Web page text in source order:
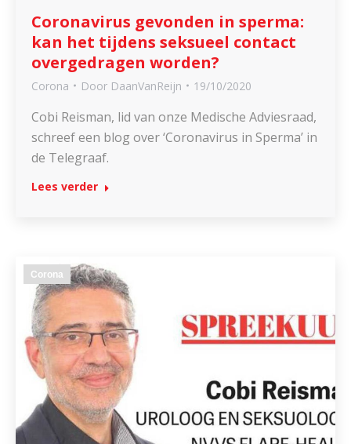
Coronavirus gevonden in sperma:
kan het tijdens seksueel contact
overgedragen worden?
Corona Door DaanVanReijn 19/10/2020
Cobi Reisman, lid van onze Medische Adviesraad,
schreef een blog over ‘Coronavirus in Sperma’ in
de Telegraaf.
Lees verder
Corona